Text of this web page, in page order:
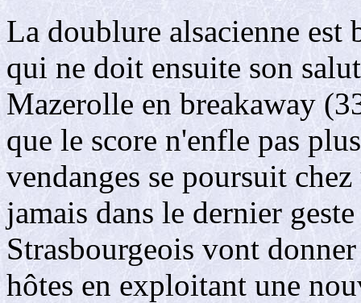
La doublure alsacienne est
qui ne doit ensuite son
Mazerolle en breakaway
que le score n'enfle pas
vendanges se poursuit
jamais dans le dernier
Strasbourgeois vont
hôtes en exploitant une